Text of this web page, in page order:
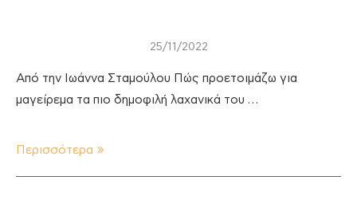
25/11/2022
Από την Ιωάννα Σταμούλου Πώς προετοιμάζω για
μαγείρεμα τα πιο δημοφιλή λαχανικά του …
Περισσότερα